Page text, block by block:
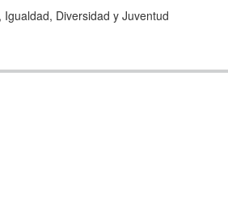
Igualdad, Diversidad y Juventud